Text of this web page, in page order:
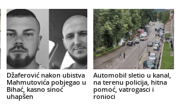
Džaferović nakon ubistva
Mahmutovića pobjegao u
Bihać, kasno sinoć
uhapšen
Automobil sletio u kanal,
na terenu policija, hitna
pomoć, vatrogasci i
ronioci